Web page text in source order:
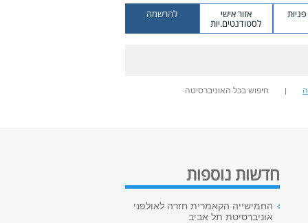
אזור אישי
לסטודנטים.יות
להרשמה
חיפוש בכל האוניברסיטה
חדשות נוספות
החמישייה הקאמרית חזרה לאולפני
אוניברסיטת תל אביב